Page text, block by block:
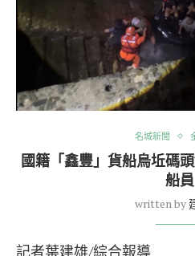
名城新聞
國籍「鑫豐」貨船烏坵碼
船員
written by
記者葉建雄/綜合報導